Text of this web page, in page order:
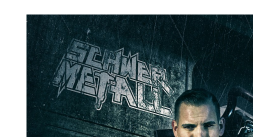
Bildergalerie überspringen